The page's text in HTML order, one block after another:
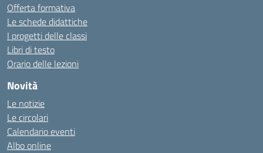
Offerta formativa
Le schede didattiche
I progetti delle classi
Libri di testo
Orario delle lezioni
Novità
Le notizie
Le circolari
Calendario eventi
Albo online